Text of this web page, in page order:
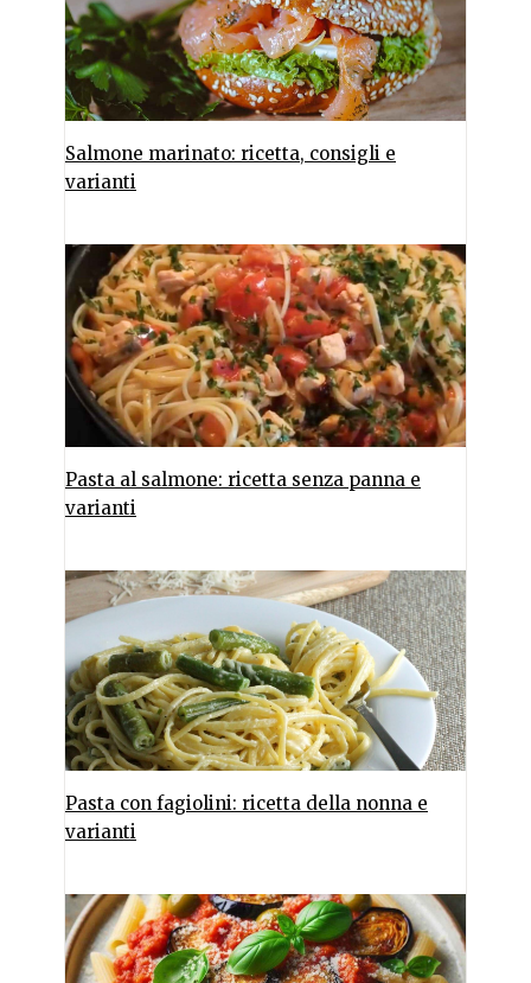
Salmone marinato: ricetta, consigli e
varianti
Pasta al salmone: ricetta senza panna e
varianti
Pasta con fagiolini: ricetta della nonna e
varianti